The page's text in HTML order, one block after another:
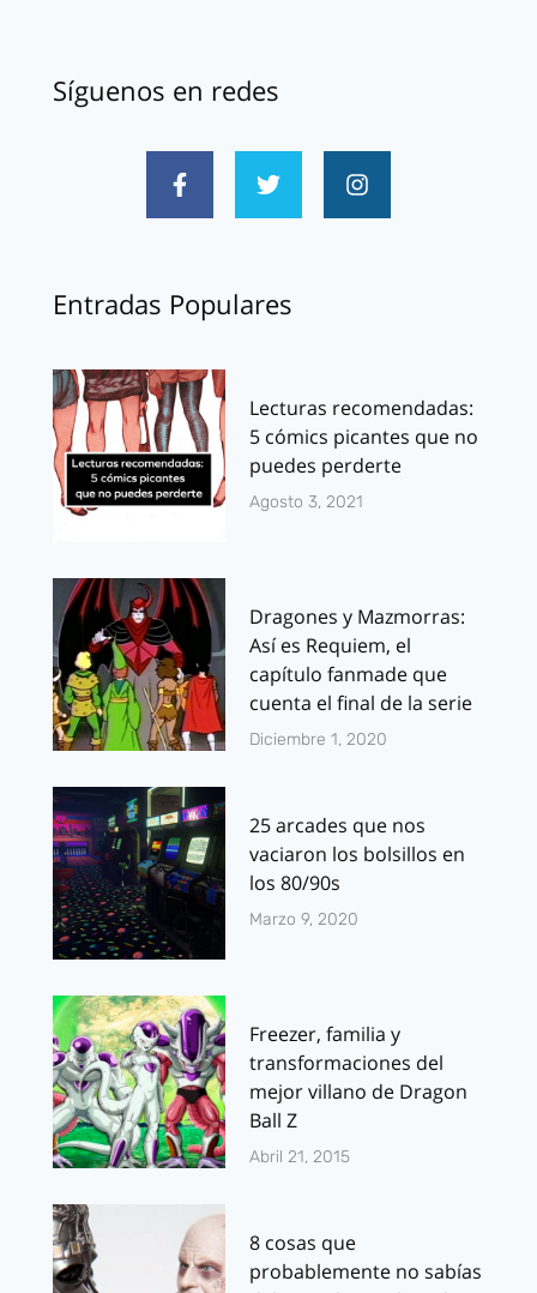
Síguenos en redes
Entradas Populares
Lecturas recomendadas:
5 cómics picantes que no
puedes perderte
Agosto 3, 2021
Dragones y Mazmorras:
Así es Requiem, el
capítulo fanmade que
cuenta el final de la serie
Diciembre 1, 2020
25 arcades que nos
vaciaron los bolsillos en
los 80/90s
Marzo 9, 2020
Freezer, familia y
transformaciones del
mejor villano de Dragon
Ball Z
Abril 21, 2015
8 cosas que
probablemente no sabías